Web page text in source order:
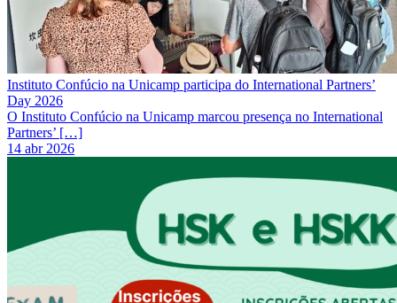
Instituto Confúcio na Unicamp participa do International Partners’
Day 2026
O Instituto Confúcio na Unicamp marcou presença no International
Partners’ […]
14 abr 2026